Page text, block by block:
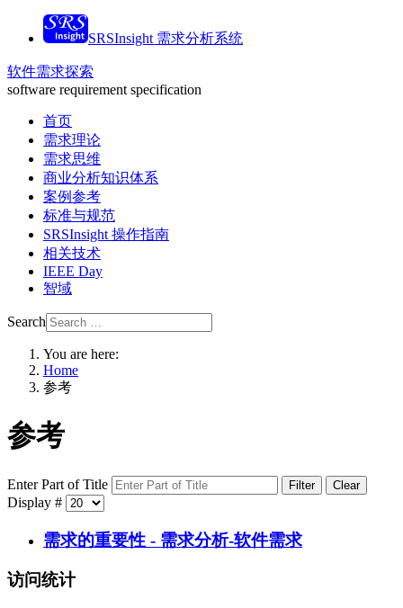
SRSInsight 需求分析系统
软件需求探索
software requirement specification
首页
需求理论
需求思维
商业分析知识体系
案例参考
标准与规范
SRSInsight 操作指南
相关技术
IEEE Day
智域
Search
You are here:
Home
参考
参考
Enter Part of Title Filter Clear
Display #
需求的重要性 - 需求分析-软件需求
访问统计